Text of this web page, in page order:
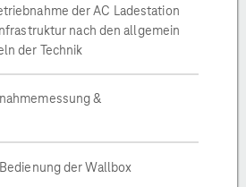
der AC Ladestation
nach den allgemein
der Technik
&
der Wallbox